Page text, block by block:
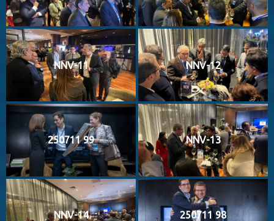
NNV-11 NNV-12
250711 99 NNV-13
NNV-14 250711 98